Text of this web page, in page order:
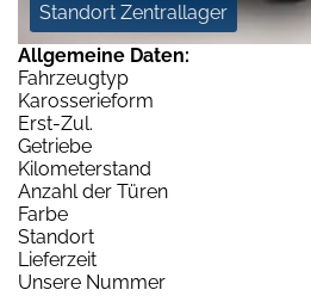
Standort Zentrallager
Allgemeine Daten:
Fahrzeugtyp
Karosserieform
Erst-Zul.
Getriebe
Kilometerstand
Anzahl der Türen
Farbe
Standort
Lieferzeit
Unsere Nummer